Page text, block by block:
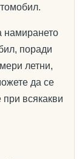
намирането
поради
летни,
да се
при всякакви